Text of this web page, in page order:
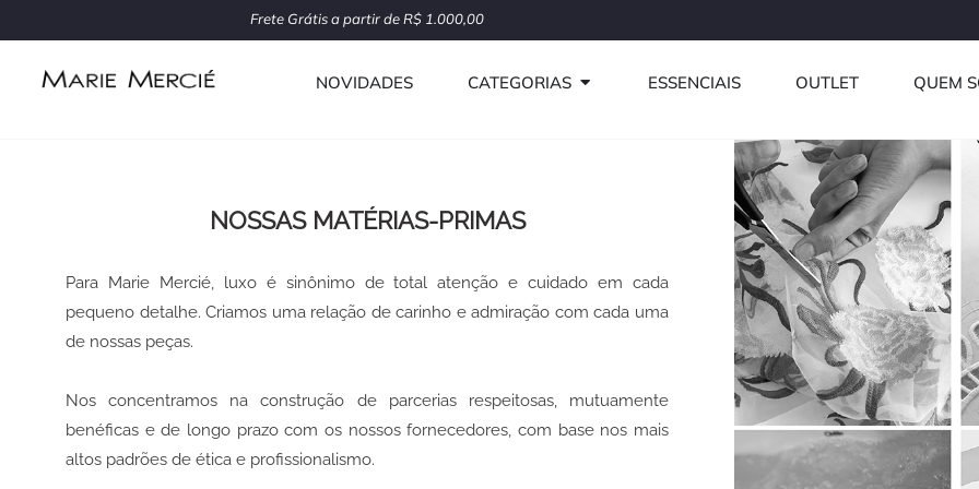
para
Frete Grátis a partir de R$ 1.000,00
NOVIDADES CATEGORIAS ABRIR CATEGORIAS
ESSENCIAIS OUTLET QUEM
NOSSAS MATÉRIAS-PRIMAS
Para Marie Mercié, luxo é sinônimo de total atenção e cuidado em cada
pequeno detalhe. Criamos uma relação de carinho e admiração com cada uma
de nossas peças.
Nos concentramos na construção de parcerias respeitosas, mutuamente
benéficas e de longo prazo com os nossos fornecedores, com base nos mais
altos padrões de ética e profissionalismo.